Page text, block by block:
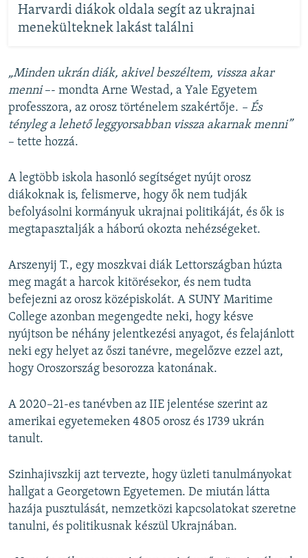
Harvardi diákok oldala segít az ukrajnai
menekülteknek lakást találni
„Minden ukrán diák, akivel beszéltem, vissza akar
menni–- mondta Arne Westad, a Yale Egyetem
professzora, az orosz történelem szakértője. – És
tényleg a lehető leggyorsabban vissza akarnak menni”
– tette hozzá.
A legtöbb iskola hasonló segítséget nyújt orosz
diákoknak is, felismerve, hogy ők nem tudják
befolyásolni kormányuk ukrajnai politikáját, és ők is
megtapasztalják a háború okozta nehézségeket.
Arszenyij T., egy moszkvai diák Lettországban húzta
meg magát a harcok kitörésekor, és nem tudta
befejezni az orosz középiskolát. A SUNY Maritime
College azonban megengedte neki, hogy késve
nyújtson be néhány jelentkezési anyagot, és felajánlott
neki egy helyet az őszi tanévre, megelőzve ezzel azt,
hogy Oroszország besorozza katonának.
A 2020–21-es tanévben az IIE jelentése szerint az
amerikai egyetemeken 4805 orosz és 1739 ukrán
tanult.
Szinhajivszkij azt tervezte, hogy üzleti tanulmányokat
hallgat a Georgetown Egyetemen. De miután látta
hazája pusztulását, nemzetközi kapcsolatokat szeretne
tanulni, és politikusnak készül Ukrajnában.